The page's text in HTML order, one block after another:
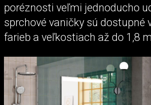
poréznosti veľmi jednoducho
sprchové vaničky sú dostupné
farieb a veľkostiach až do 1,8